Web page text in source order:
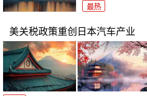
最热
美关税政策重创日本汽车产业